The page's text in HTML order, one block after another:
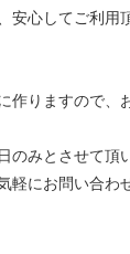
安心してご利用
作りますので、
のみとさせて頂
軽にお問い合わ